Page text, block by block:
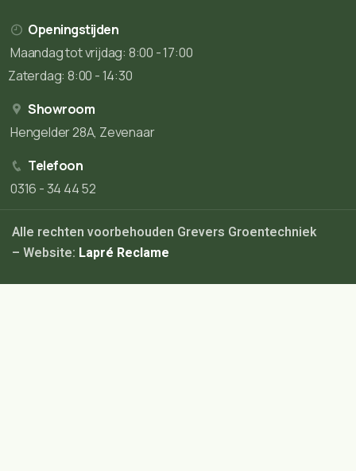
Openingstijden
Maandag tot vrijdag: 8:00 - 17:00
Zaterdag: 8:00 - 14:30
Showroom
Hengelder 28A, Zevenaar
Telefoon
0316 - 34 44 52
Alle rechten voorbehouden Grevers Groentechniek
– Website: Lapré Reclame